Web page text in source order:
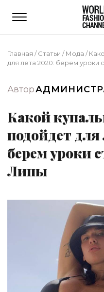
Главная /Статьи /Мода /
для лета 2020: берем уроки
Автор
Какой
подойдет для
берем уроки
Липы